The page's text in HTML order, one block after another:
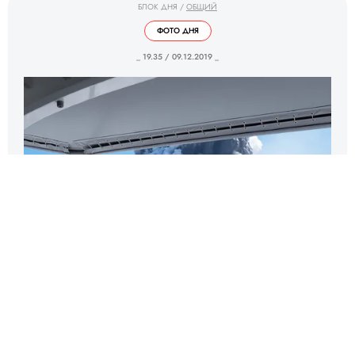
БЛОК ДНЯ / ОБЩИЙ
ФОТО ДНЯ
_ 19.35 / 09.12.2019 _